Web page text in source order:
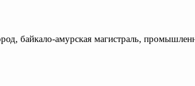
байкало-амурская магистраль,